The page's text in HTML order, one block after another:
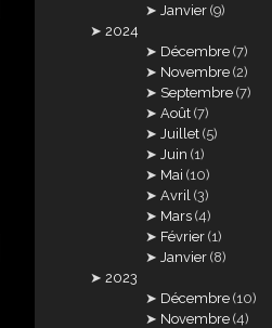
Janvier (9)
2024
Décembre (7)
Novembre (2)
Septembre (7)
Août (7)
Juillet (5)
Juin (1)
Mai (10)
Avril (3)
Mars (4)
Février (1)
Janvier (8)
2023
Décembre (10)
Novembre (4)